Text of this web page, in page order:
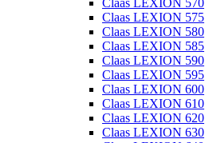
Claas LEXION 570
Claas LEXION 575
Claas LEXION 580
Claas LEXION 585
Claas LEXION 590
Claas LEXION 595
Claas LEXION 600
Claas LEXION 610
Claas LEXION 620
Claas LEXION 630